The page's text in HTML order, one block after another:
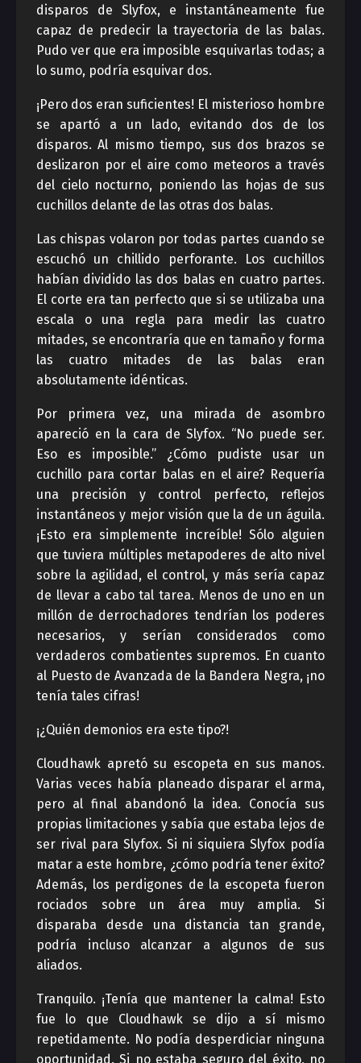
disparos de Slyfox, e instantáneamente fue
capaz de predecir la trayectoria de las balas.
Pudo ver que era imposible esquivarlas todas; a
lo sumo, podría esquivar dos.
¡Pero dos eran suficientes! El misterioso hombre
se apartó a un lado, evitando dos de los
disparos. Al mismo tiempo, sus dos brazos se
deslizaron por el aire como meteoros a través
del cielo nocturno, poniendo las hojas de sus
cuchillos delante de las otras dos balas.
Las chispas volaron por todas partes cuando se
escuchó un chillido perforante. Los cuchillos
habían dividido las dos balas en cuatro partes.
El corte era tan perfecto que si se utilizaba una
escala o una regla para medir las cuatro
mitades, se encontraría que en tamaño y forma
las cuatro mitades de las balas eran
absolutamente idénticas.
Por primera vez, una mirada de asombro
apareció en la cara de Slyfox. “No puede ser.
Eso es imposible.” ¿Cómo pudiste usar un
cuchillo para cortar balas en el aire? Requería
una precisión y control perfecto, reflejos
instantáneos y mejor visión que la de un águila.
¡Esto era simplemente increíble! Sólo alguien
que tuviera múltiples metapoderes de alto nivel
sobre la agilidad, el control, y más sería capaz
de llevar a cabo tal tarea. Menos de uno en un
millón de derrochadores tendrían los poderes
necesarios, y serían considerados como
verdaderos combatientes supremos. En cuanto
al Puesto de Avanzada de la Bandera Negra, ¡no
tenía tales cifras!
¡¿Quién demonios era este tipo?!
Cloudhawk apretó su escopeta en sus manos.
Varias veces había planeado disparar el arma,
pero al final abandonó la idea. Conocía sus
propias limitaciones y sabía que estaba lejos de
ser rival para Slyfox. Si ni siquiera Slyfox podía
matar a este hombre, ¿cómo podría tener éxito?
Además, los perdigones de la escopeta fueron
rociados sobre un área muy amplia. Si
disparaba desde una distancia tan grande,
podría incluso alcanzar a algunos de sus
aliados.
Tranquilo. ¡Tenía que mantener la calma! Esto
fue lo que Cloudhawk se dijo a sí mismo
repetidamente. No podía desperdiciar ninguna
oportunidad. Si no estaba seguro del éxito, no